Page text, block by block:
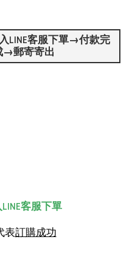
LINE客服下單→付款完
→郵寄寄出
客服下單
表訂購成功